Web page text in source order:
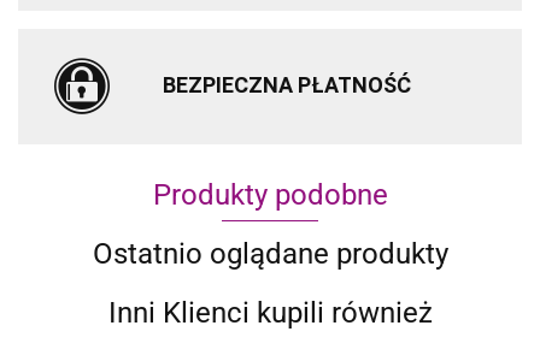
BEZPIECZNA PŁATNOŚĆ
Produkty podobne
Ostatnio oglądane produkty
Inni Klienci kupili również